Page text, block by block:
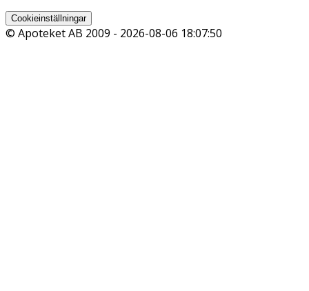
Cookieinställningar
© Apoteket AB 2009 - 2026-08-06 18:07:50